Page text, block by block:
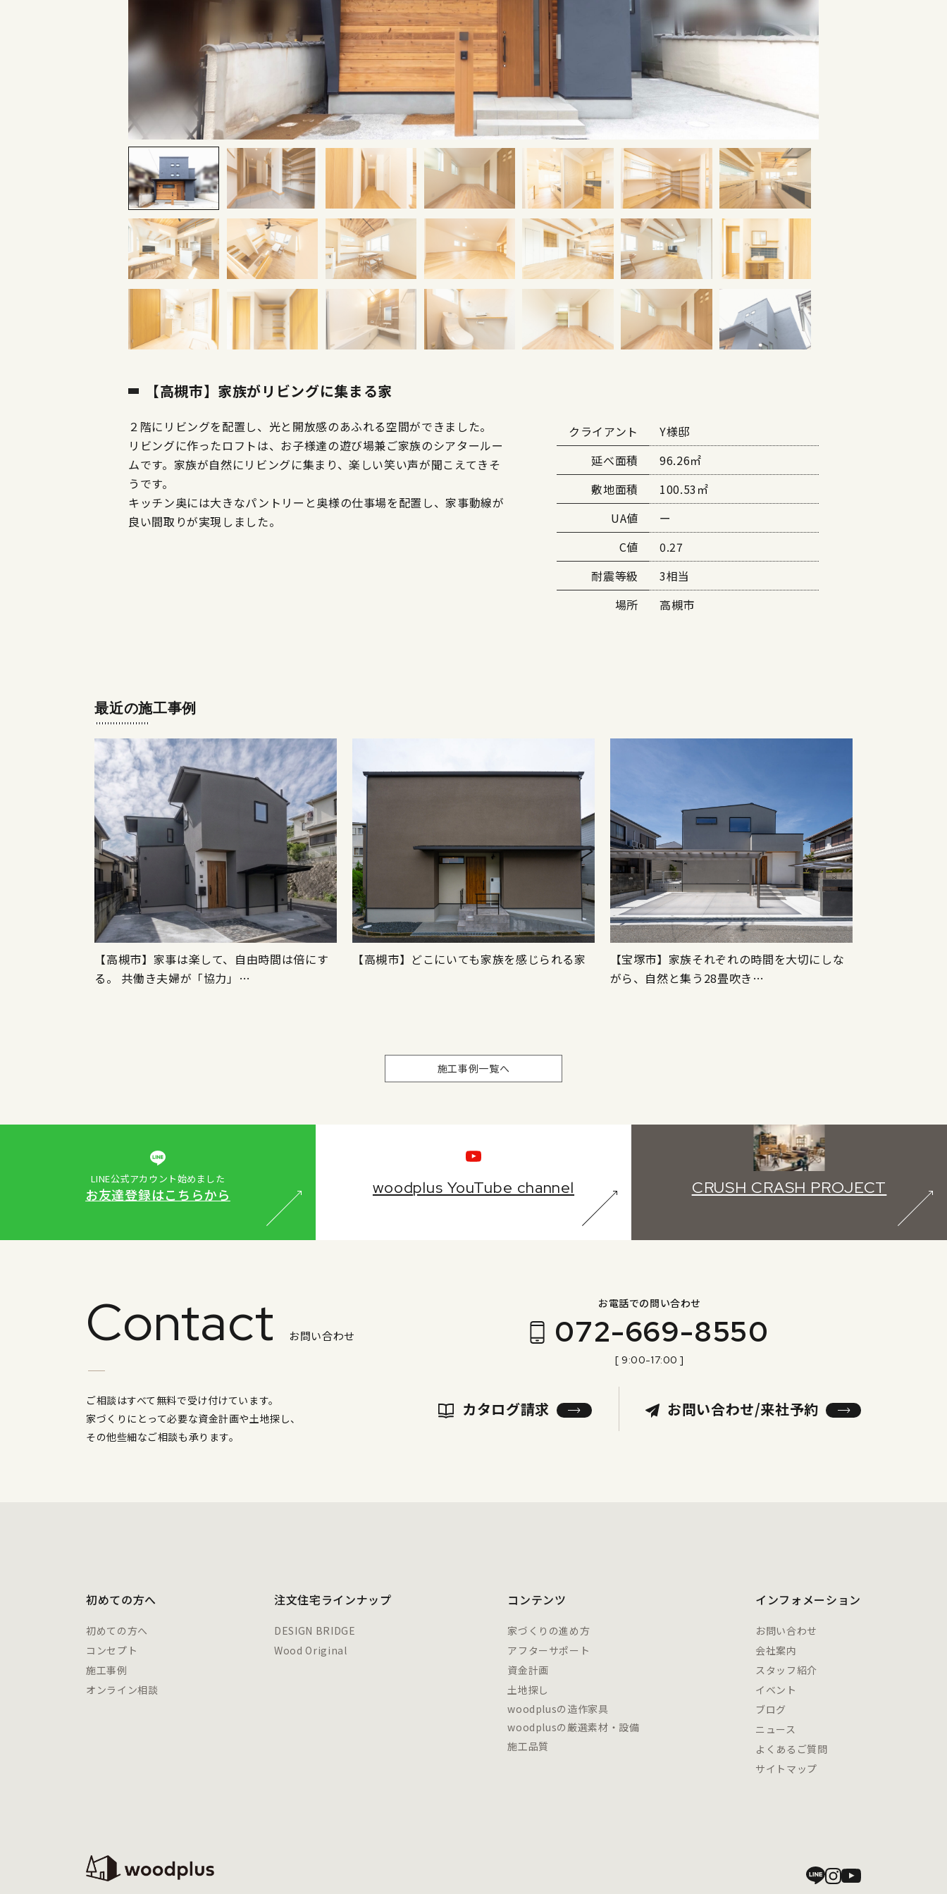
【高槻市】家族がリビングに集まる家
２階にリビングを配置し、光と開放感のあふれる空間ができました。
リビングに作ったロフトは、お子様達の遊び場兼ご家族のシアタールー
ムです。家族が自然にリビングに集まり、楽しい笑い声が聞こえてきそ
うです。
キッチン奥には大きなパントリーと奥様の仕事場を配置し、家事動線が
良い間取りが実現しました。
クライアント
Y様邸
延べ面積
96.26㎡
敷地面積
100.53㎡
UA値
ー
C値
0.27
耐震等級
3相当
場所
高槻市
最近の施工事例
【高槻市】家事は楽して、自由時間は倍にす
る。 共働き夫婦が「協力」…
【高槻市】どこにいても家族を感じられる家
【宝塚市】家族それぞれの時間を大切にしな
がら、自然と集う28畳吹き…
施工事例一覧へ
LINE公式アカウント始めました
お友達登録はこちらから woodplus YouTube channel CRUSH CRASH PROJECT
Contact お問い合わせ
ご相談はすべて無料で受け付けています。
家づくりにとって必要な資金計画や土地探し、
その他些細なご相談も承ります。
お電話での問い合わせ
072-669-8550
[ 9:00-17:00 ]
カタログ請求 お問い合わせ/来社予約
初めての方へ
初めての方へ
コンセプト
施工事例
オンライン相談
注文住宅ラインナップ
DESIGN BRIDGE
Wood Original
コンテンツ
家づくりの進め方
アフターサポート
資金計画
土地探し
woodplusの造作家具
woodplusの厳選素材・設備
施工品質
インフォメーション
お問い合わせ
会社案内
スタッフ紹介
イベント
ブログ
ニュース
よくあるご質問
サイトマップ